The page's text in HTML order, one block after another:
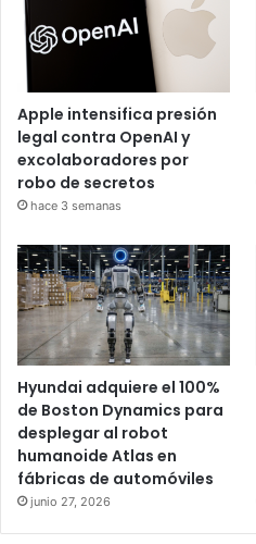
Apple intensifica presión
legal contra OpenAI y
excolaboradores por
robo de secretos
hace 3 semanas
Hyundai adquiere el 100%
de Boston Dynamics para
desplegar al robot
humanoide Atlas en
fábricas de automóviles
junio 27, 2026